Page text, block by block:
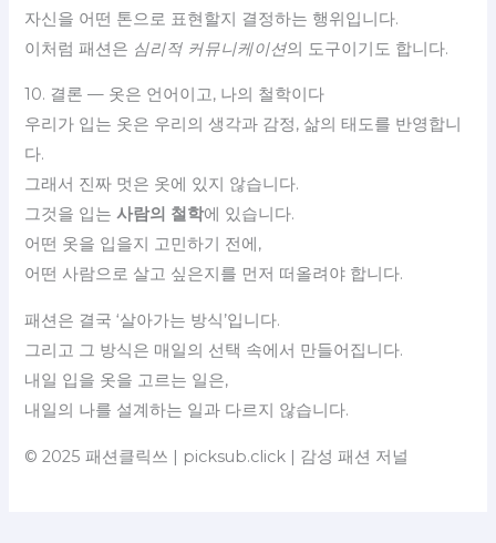
자신을 어떤 톤으로 표현할지 결정하는 행위입니다.
이처럼 패션은 심리적 커뮤니케이션의 도구이기도 합니다.
10. 결론 — 옷은 언어이고, 나의 철학이다
우리가 입는 옷은 우리의 생각과 감정, 삶의 태도를 반영합니
다.
그래서 진짜 멋은 옷에 있지 않습니다.
그것을 입는사람의 철학에 있습니다.
어떤 옷을 입을지 고민하기 전에,
어떤 사람으로 살고 싶은지를 먼저 떠올려야 합니다.
패션은 결국 ‘살아가는 방식’입니다.
그리고 그 방식은 매일의 선택 속에서 만들어집니다.
내일 입을 옷을 고르는 일은,
내일의 나를 설계하는 일과 다르지 않습니다.
© 2025 패션클릭쓰 | picksub.click | 감성 패션 저널